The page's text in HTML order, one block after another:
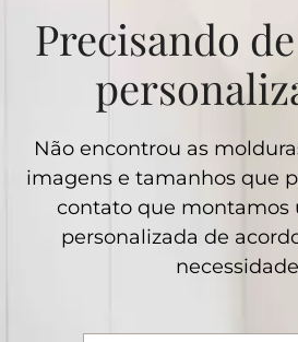
Precisando
Não encontrou as
imagens e tamanhos que
contato que montamos
personalizada de